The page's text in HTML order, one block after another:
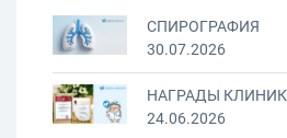
СПИРОГРАФИЯ
30.07.2026
НАГРАДЫ
24.06.2026